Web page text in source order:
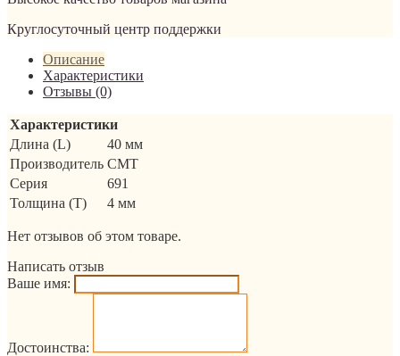
Круглосуточный центр поддержки
Описание
Характеристики
Отзывы (0)
Характеристики
Длина (L)
40 мм
Производитель CMT
Серия
691
Толщина (T)
4 мм
Нет отзывов об этом товаре.
Написать отзыв
Ваше имя:
Достоинства: